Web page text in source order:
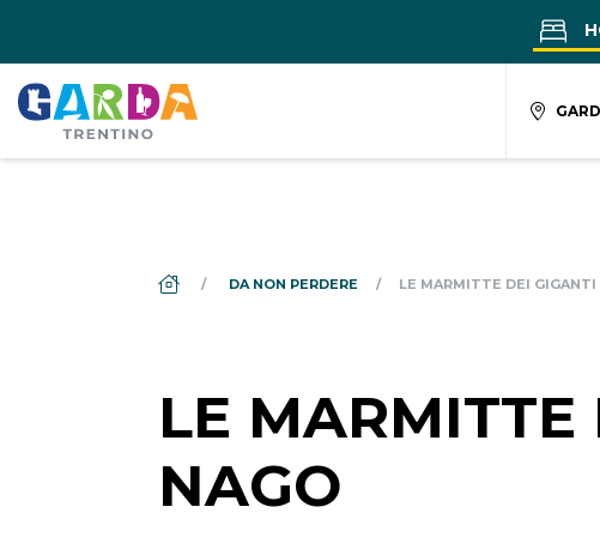
DS_BREADCRUMB.HOME
DA NON PERDERE LE MARMITTE DEI GIGANTI
LE
NAGO